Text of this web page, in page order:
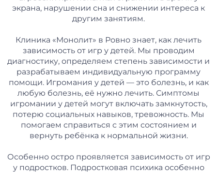
экрана, нарушении сна и снижении интереса к
другим занятиям.
Клиника «Монолит» в Ровно знает, как лечить
зависимость от игр у детей. Мы проводим
диагностику, определяем степень зависимости и
разрабатываем индивидуальную программу
помощи. Игромания у детей — это болезнь, и как
любую болезнь, её нужно лечить. Симптомы
игромании у детей могут включать замкнутость,
потерю социальных навыков, тревожность. Мы
помогаем справиться с этим состоянием и
вернуть ребёнка к нормальной жизни.
Особенно остро проявляется зависимость от игр
у подростков. Подростковая психика особенно